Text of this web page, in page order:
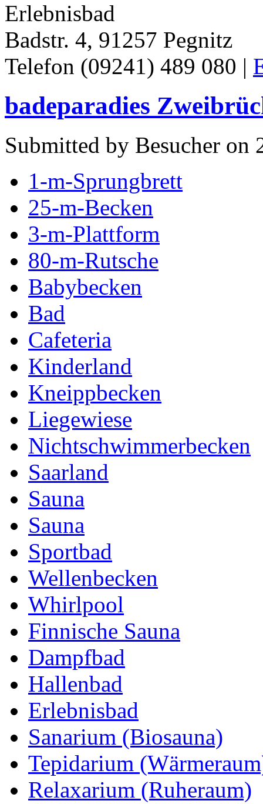
Erlebnisbad
Badstr. 4, 91257 Pegnitz
Telefon (09241) 489 080 |
badeparadies
Submitted by Besucher on
1-m-Sprungbrett
25-m-Becken
3-m-Plattform
80-m-Rutsche
Babybecken
Bad
Cafeteria
Kinderland
Kneippbecken
Liegewiese
Nichtschwimmerbecken
Saarland
Sauna
Sauna
Sportbad
Wellenbecken
Whirlpool
Finnische Sauna
Dampfbad
Hallenbad
Erlebnisbad
Sanarium (Biosauna)
Tepidarium
Relaxarium (Ruheraum)